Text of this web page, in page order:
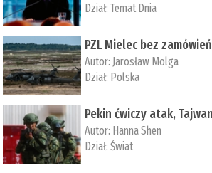
Dział:Temat Dnia
PZL Mielec bez
Autor: Jarosław Molga
Dział: Polska
Pekin ćwiczy atak,
Autor: ­Hanna Shen
Dział:Świat